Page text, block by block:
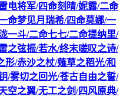
电将军/四命刻晴/妮露/二命
命梦见月瑞希/四命莫娜/一
一斗/二命七七/二命提纳里/
之弦振/若水/终末嗟叹之诗/
形/赤沙之杖/薙草之稻光/和
/雾切之回光/苍古自由之誓/
空之翼/无工之剑/四风原典/